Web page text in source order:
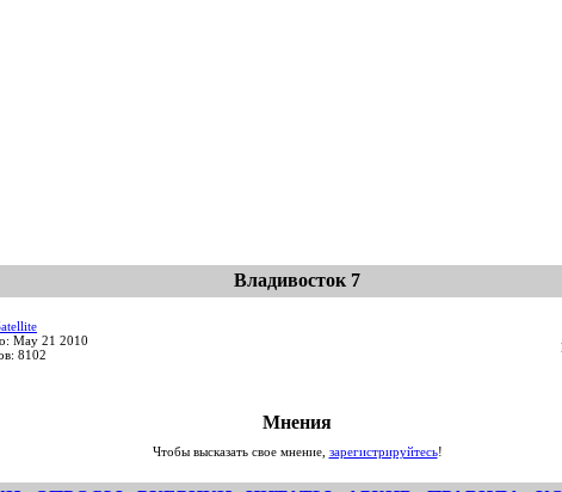
Владивосток 7
May 21 2010
8102
Мнения
Чтобы высказать свое мнение, зарегистрируйтесь!